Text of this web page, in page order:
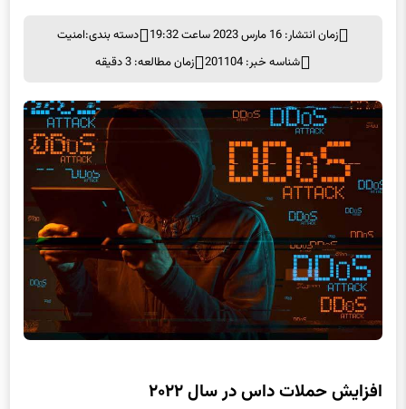
زمان انتشار: 16 مارس 2023 ساعت 19:32 دسته بندی:امنيت
شناسه خبر: 201104
زمان مطالعه: 3 دقیقه
افزایش حملات داس در سال ۲۰۲۲